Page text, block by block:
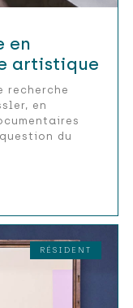
en
artistique
recherche
en
du
RÉSIDENT